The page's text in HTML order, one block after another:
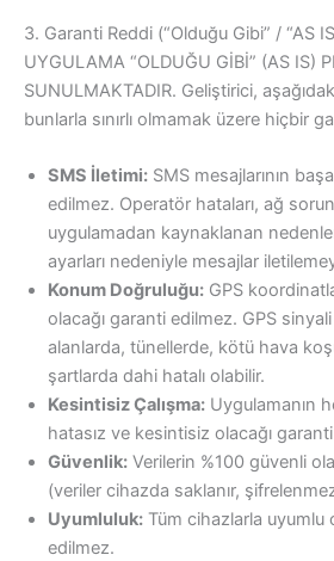
3. Garanti Reddi (“Olduğu Gibi” / “AS
UYGULAMA “OLDUĞU GİBİ” (AS IS)
SUNULMAKTADIR. Geliştirici,
bunlarla sınırlı olmamak üzere hiçbir
SMS İletimi: SMS mesajlarının
edilmez. Operatör hataları, ağ
uygulamadan kaynaklanan
ayarları nedeniyle mesajlar
Konum Doğruluğu: GPS
olacağı garanti edilmez. GPS
alanlarda, tünellerde, kötü hava
şartlarda dahi hatalı olabilir.
Kesintisiz Çalışma: Uygulamanın
hatasız ve kesintisiz olacağı
Güvenlik: Verilerin %100 güvenli
(veriler cihazda saklanır,
Uyumluluk: Tüm cihazlarla uyumlu
edilmez.